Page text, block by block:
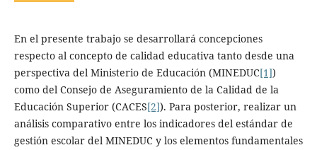
En el presente trabajo se desarrollará concepciones
respecto al concepto de calidad educativa tanto desde una
perspectiva del Ministerio de Educación (MINEDUC[1])
como del Consejo de Aseguramiento de la Calidad de la
Educación Superior (CACES[2]). Para posterior, realizar un
análisis comparativo entre los indicadores del estándar de
gestión escolar del MINEDUC y los elementos fundamentales